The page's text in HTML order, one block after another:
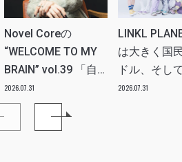
Novel Coreの
“WELCOME TO MY
BRAIN” vol.39 「自
分たちの世代のルー
ツ、カルチャーなど
2026.07.31
LINKL
は大きく国
ドル、そし
ツアー。い
2026.07.31